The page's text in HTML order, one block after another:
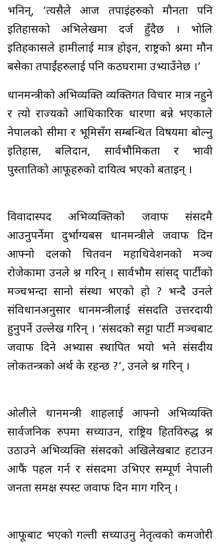
भनिन्, ‘त्यसैले आज तपाइंहरुको मौनता पनि
इतिहासको अभिलेखमा दर्ज हुँदैछ । भोलि
इतिहकासले हामीलाई मात्र होइन, राष्ट्रको प्रश्नमा मौन
बसेका तपाईंहरुलाई पनि कठघरामा उभ्याउँनेछ ।’
प्रधानमन्त्रीको अभिव्यक्ति व्यक्तिगत विचार मात्र नहुने
र त्यो राज्यको आधिकारिक धारणा बन्ने भएकाले
नेपालको सीमा र भूमिसँग सम्बन्धित विषयमा बोल्नु
इतिहास, बलिदान, सार्वभौमिकता र भावी
पुस्ताप्रतिको आफूहरुको दायित्व भएको बताइन् ।
विवादास्पद अभिव्यक्तिको जवाफ संसदमै
आउनुपर्नेमा दुर्भाग्यबस प्रधानमन्त्रीले जवाफ दिन
आफ्नो दलको चितवन महाधिवेशनको मञ्च
रोजेकामा उनले प्रश्न गरिन् । सार्वभौम सांसद् पार्टीको
मञ्चभन्दा सानो संस्था भएको हो ? भन्दै उनले
संविधानअनुसार प्रधानमन्त्रीलाई संसदप्रति उत्तरदायी
हुनुपर्ने उल्लेख गरिन् । ‘संसदको सट्टा पार्टी मञ्चबाट
जवाफ दिने अभ्यास स्थापित भयो भने संसदीय
लोकतन्त्रको अर्थ के रहन्छ ?’, उनले प्रश्न गरिन् ।
ओलीले प्रधानमन्त्री शाहलाई आफ्नो अभिव्यक्ति
सार्वजनिक रुपमा सच्याउन, राष्ट्रिय हितविरुद्ध प्रश्न
उठाउने अभिव्यक्ति संसदको अखिलेखबाट हटाउन
आफैं पहल गर्न र संसदमा उभिएर सम्पूर्ण नेपाली
जनता समक्ष स्पस्ट जवाफ दिन माग गरिन् ।
आफूबाट भएको गल्ती सच्याउनु नेतृत्वको कमजोरी